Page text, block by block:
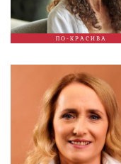
ПО-КРАСИВА